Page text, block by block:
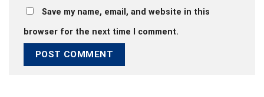
Save my name, email, and website in this
browser for the next time I comment.